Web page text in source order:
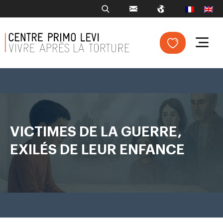
VICTIMES DE LA GUERRE,
EXILÉS DE LEUR ENFANCE